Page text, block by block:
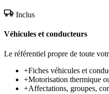
Inclus
Véhicules et conducteurs
Le référentiel propre de toute
+Fiches véhicules et
+Motorisation thermique
+Affectations, groupes,